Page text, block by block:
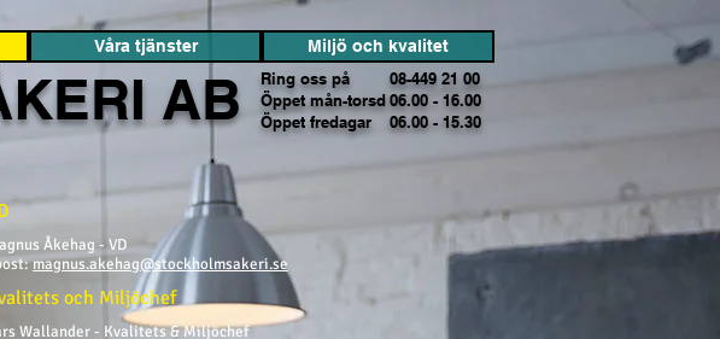
Våra tjänster Miljö och kvalitet
AB
Ring oss på
Öppet mån-torsd
Öppet fredagar
08-449 21 00
06.00 - 16.00
06.00 - 15.30
Åkehag - VD
magnus.akehag@stockholmsakeri.se
och Miljöchef
Wallander - Kvalitets & Miljöchef